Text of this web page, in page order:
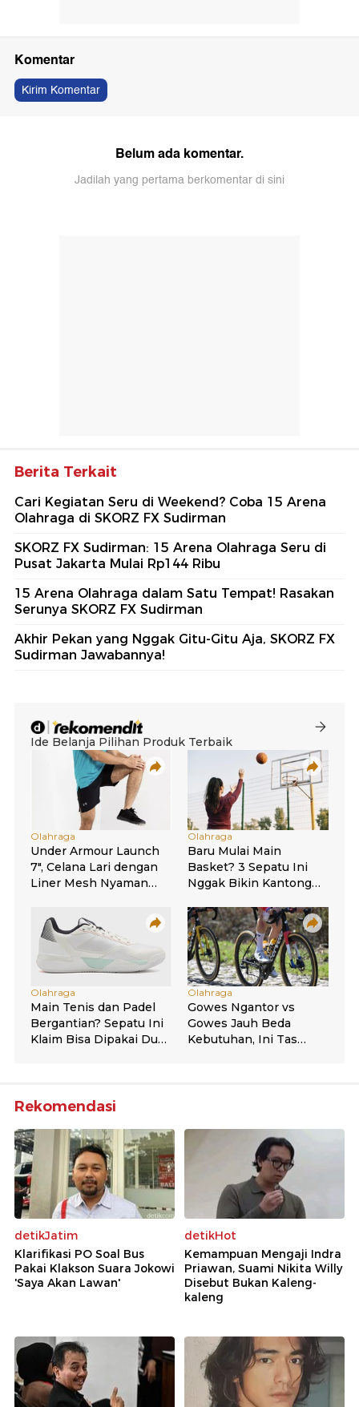
Komentar
Kirim Komentar
Belum ada komentar.
Jadilah yang pertama berkomentar di sini
Berita Terkait
Cari Kegiatan Seru di Weekend? Coba 15 Arena
Olahraga di SKORZ FX Sudirman
SKORZ FX Sudirman: 15 Arena Olahraga Seru di
Pusat Jakarta Mulai Rp144 Ribu
15 Arena Olahraga dalam Satu Tempat! Rasakan
Serunya SKORZ FX Sudirman
Akhir Pekan yang Nggak Gitu-Gitu Aja, SKORZ FX
Sudirman Jawabannya!
Rekomendasi
detikJatim
Klarifikasi PO Soal Bus
Pakai Klakson Suara Jokowi
'Saya Akan Lawan'
detikHot
Kemampuan Mengaji Indra
Priawan, Suami Nikita Willy
Disebut Bukan Kaleng-
kaleng